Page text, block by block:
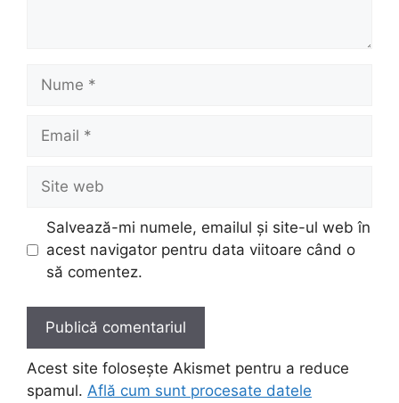
Nume
Email
Site
web
Salvează-mi numele, emailul și site-ul web în
acest navigator pentru data viitoare când o
să comentez.
Acest site folosește Akismet pentru a reduce
spamul. Află cum sunt procesate datele